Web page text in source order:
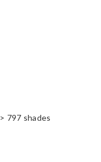
> 797 shades